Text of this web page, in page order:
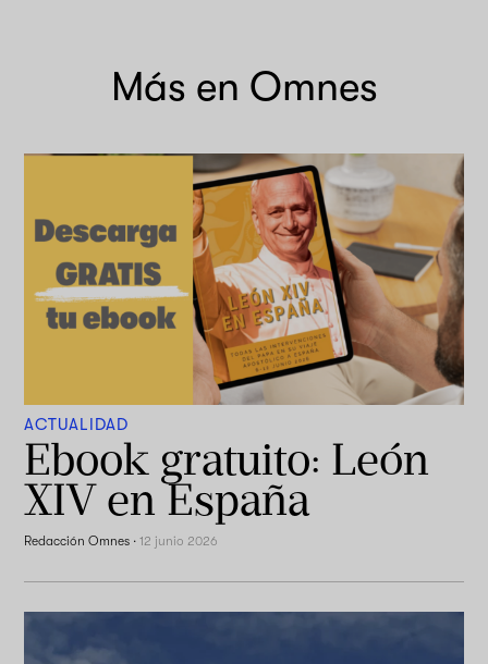
Más en Omnes
ACTUALIDAD
Ebook gratuito: León
XIV en España
Redacción Omnes ·12 junio 2026